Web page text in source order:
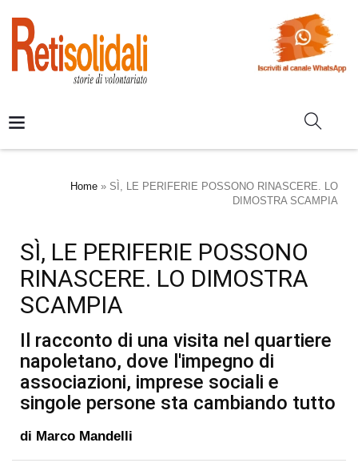
Home » SÌ, LE PERIFERIE POSSONO RINASCERE. LO
DIMOSTRA SCAMPIA
SÌ, LE PERIFERIE POSSONO
RINASCERE. LO DIMOSTRA
SCAMPIA
Il racconto di una visita nel quartiere
napoletano, dove l'impegno di
associazioni, imprese sociali e
singole persone sta cambiando tutto
di Marco Mandelli